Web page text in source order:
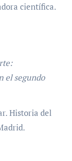
científica.
el segundo
Historia del